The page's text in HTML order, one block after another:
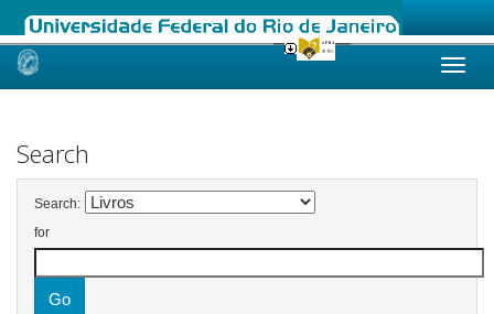
Skip
Search
Search:
for